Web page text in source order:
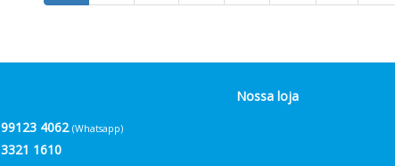
99123 4062 (Whatsapp)
3321 1610
Nossa loja